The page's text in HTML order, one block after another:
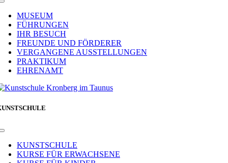
Toggle
NavigationMUSEUM
FÜHRUNGEN
IHR BESUCH
FREUNDE UND FÖRDERER
VERGANGENE AUSSTELLUNGEN
PRAKTIKUM
EHRENAMT
Toggle
NavigationKUNSTSCHULE
KURSE FÜR ERWACHSENE